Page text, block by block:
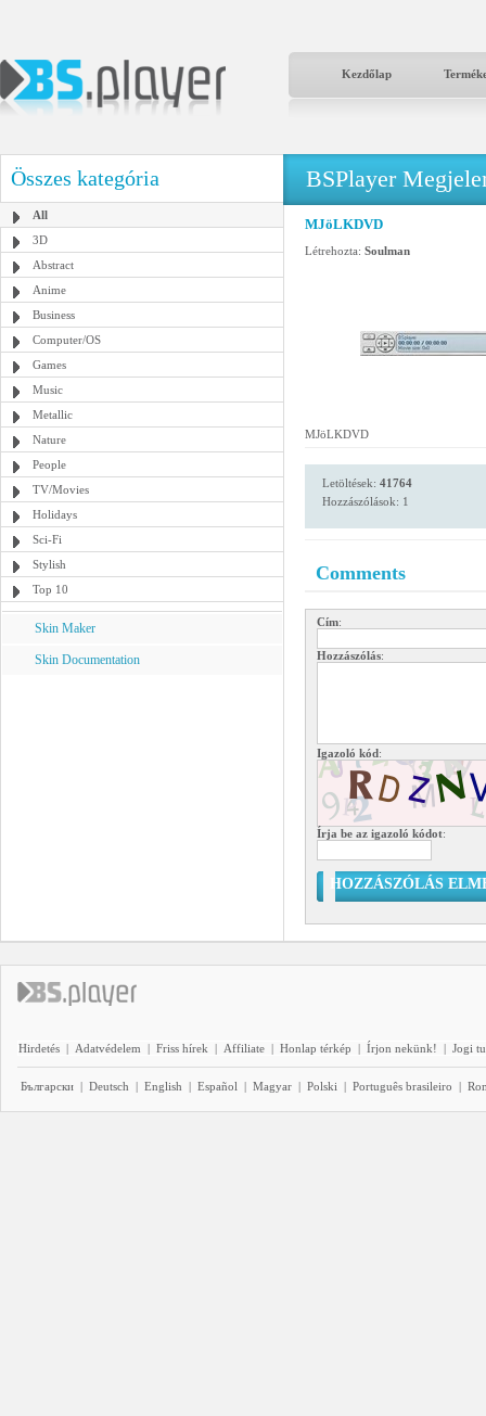
Kezdőlap
Összes kategória
All
3D
Abstract
Anime
Business
Computer/OS
Games
Music
Metallic
Nature
People
TV/Movies
Holidays
Sci-Fi
Stylish
Top 10
Skin Maker
Skin Documentation
BSPlayer
MJöLKDVD
Létrehozta: Soulman
MJöLKDVD
Letöltések: 41764
Hozzászólások: 1
Comments
Cím:
Hozzászólás:
Igazoló kód:
Írja be az igazoló kódot:
HOZZÁSZÓLÁS
Hirdetés | Adatvédelem | Friss hírek | Affiliate | Honlap térkép | Írjon nekünk! | Jogi
Български | Deutsch | English | Español | Magyar | Polski | Português brasileiro |